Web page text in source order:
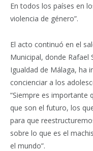
En todos los países en
violencia de género”.
El acto continuó en el
Municipal, donde
Igualdad de Málaga, ha
concienciar a los
“Siempre es importante
que son el futuro, los
para que
sobre lo que es el
el mundo”.